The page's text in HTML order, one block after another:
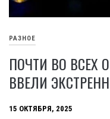
РАЗНОЕ
ПОЧТИ ВО ВСЕХ
ВВЕЛИ
15 ОКТЯБРЯ, 2025